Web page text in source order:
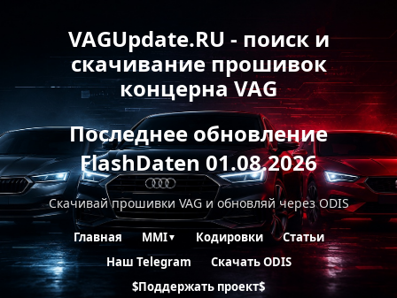
VAGUpdate.RU - поиск и
скачивание прошивок
концерна VAG
Последнее обновление
FlashDaten 01.08.2026
Скачивай прошивки VAG и обновляй через ODIS
Главная MMI▼ Кодировки
Статьи
Наш Telegram
Скачать ODIS
$Поддержать проект$